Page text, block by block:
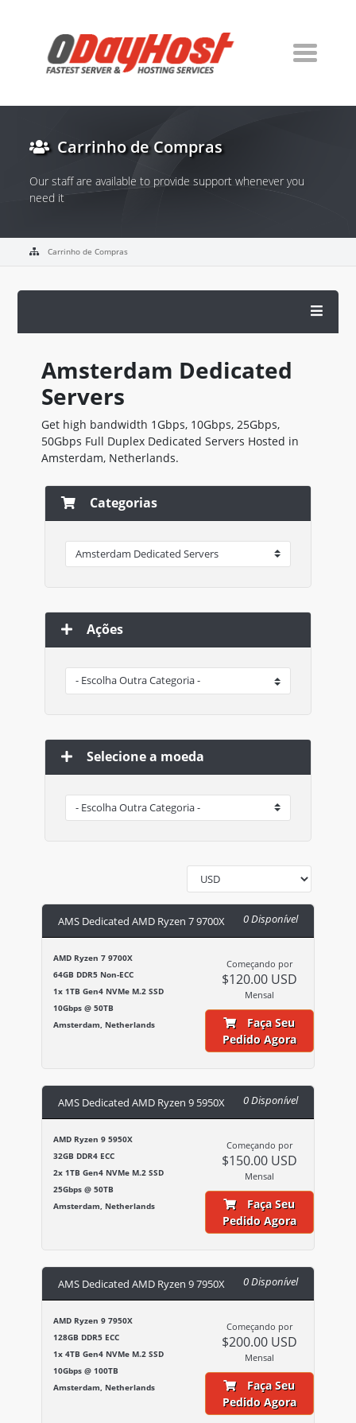
Carrinho de Compras
Our staff are available to provide support whenever you
need it
Carrinho de Compras
Amsterdam Dedicated
Servers
Get high bandwidth 1Gbps, 10Gbps, 25Gbps,
50Gbps Full Duplex Dedicated Servers Hosted in
Amsterdam, Netherlands.
Categorias
Ações
Selecione a moeda
AMS Dedicated AMD Ryzen 7 9700X 0 Disponível
AMD Ryzen 7 9700X
64GB DDR5 Non-ECC
1x 1TB Gen4 NVMe M.2 SSD
10Gbps @ 50TB
Amsterdam, Netherlands
Começando por
$120.00 USD
Mensal
Faça Seu
Pedido Agora
AMS Dedicated AMD Ryzen 9 5950X 0 Disponível
AMD Ryzen 9 5950X
32GB DDR4 ECC
2x 1TB Gen4 NVMe M.2 SSD
25Gbps @ 50TB
Amsterdam, Netherlands
Começando por
$150.00 USD
Mensal
Faça Seu
Pedido Agora
AMS Dedicated AMD Ryzen 9 7950X 0 Disponível
AMD Ryzen 9 7950X
128GB DDR5 ECC
1x 4TB Gen4 NVMe M.2 SSD
10Gbps @ 100TB
Amsterdam, Netherlands
Começando por
$200.00 USD
Mensal
Faça Seu
Pedido Agora